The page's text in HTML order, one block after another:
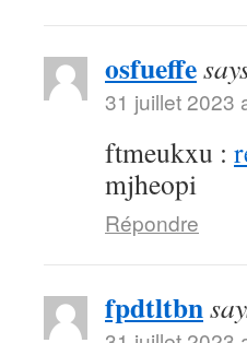
osfueffe
31 juillet 2023
ftmeukxu :
mjheopi
Répondre
fpdtltbn